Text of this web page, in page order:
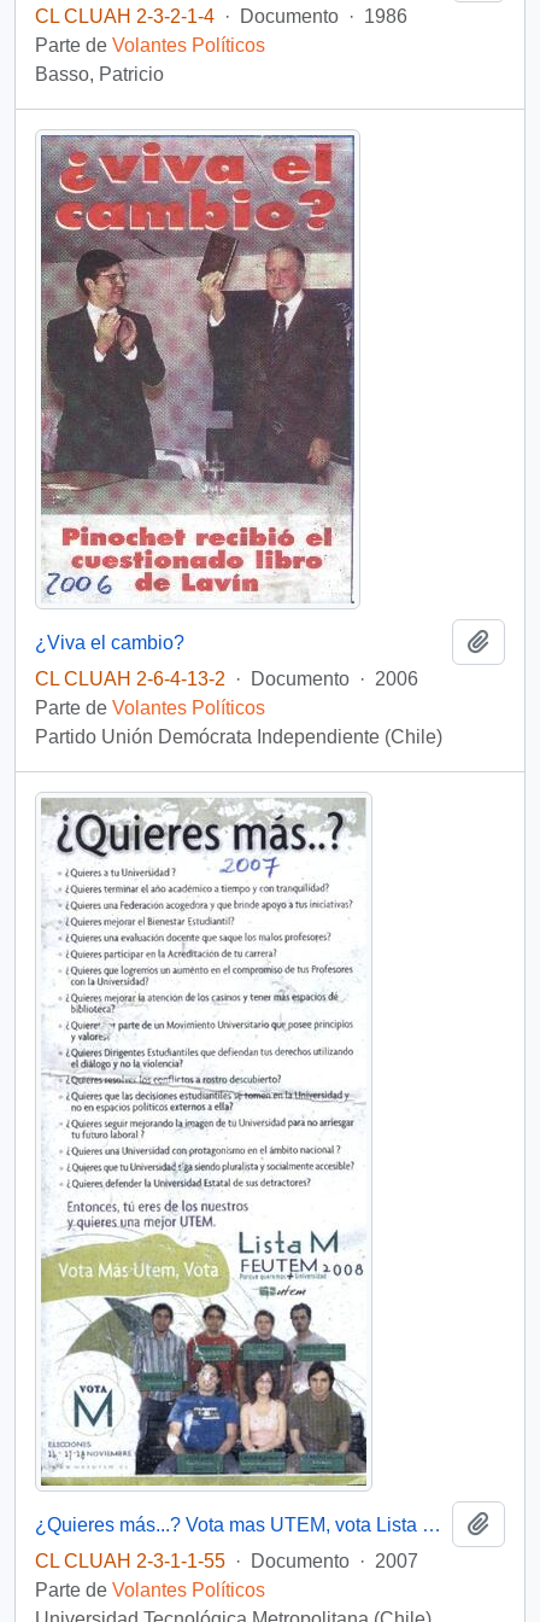
CL CLUAH 2-3-2-1-4 · Documento · 1986
Parte de Volantes Políticos
Basso, Patricio
¿Viva el cambio?
CL CLUAH 2-6-4-13-2
· Documento · 2006
Parte de Volantes Políticos
Partido Unión Demócrata Independiente (Chile)
¿Quieres más...? Vota mas UTEM, vota Lista M FEUTEM
CL CLUAH 2-3-1-1-55 · Documento · 2007
Parte de Volantes Políticos